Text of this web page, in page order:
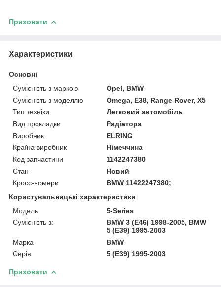
Приховати
Характеристики
Основні
Сумісність з маркою
Opel, BMW
Сумісність з моделлю
Omega, E38, Range Rover, X5
Тип техніки
Легковий автомобіль
Вид прокладки
Радіатора
Виробник
ELRING
Країна виробник
Німеччина
Код запчастини
1142247380
Стан
Новий
Кросс-номери
BMW 11422247380;
Користувальницькі характеристики
Модель
5-Series
Сумісність з:
BMW 3 (E46) 1998-2005, BMW
5 (E39) 1995-2003
Марка
BMW
Серія
5 (E39) 1995-2003
Приховати